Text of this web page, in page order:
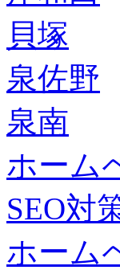
貝塚
泉佐野
泉南
ホーム
SEO対
ホーム